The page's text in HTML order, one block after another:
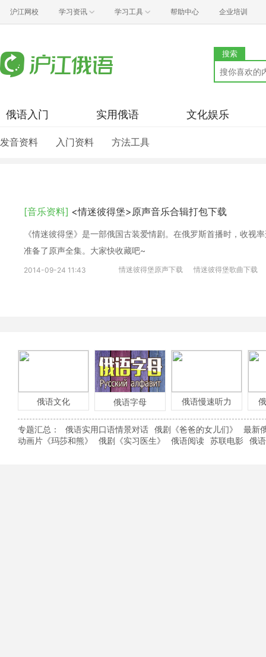
沪江网校 学习资讯 学习工具 帮助中心 企业培训
搜索
俄语入门 实用俄语 文化娱乐
发音资料 入门资料 方法工具
[音乐资料] <情迷彼得堡>原声音乐合辑打包下载
《情迷彼得堡》是一部俄国古装爱情剧。在俄罗斯首播时，收视
准备了原声全集。大家快收藏吧~
2014-09-24 11:43 情迷彼得堡原声下载 情迷彼得堡歌曲下载
俄语文化 俄语字母 俄语慢速听力
专题汇总： 俄语实用口语情景对话 俄剧《爸爸的女儿们》
最新
动画片《玛莎和熊》
俄剧《实习医生》 俄语阅读 苏联电影 俄